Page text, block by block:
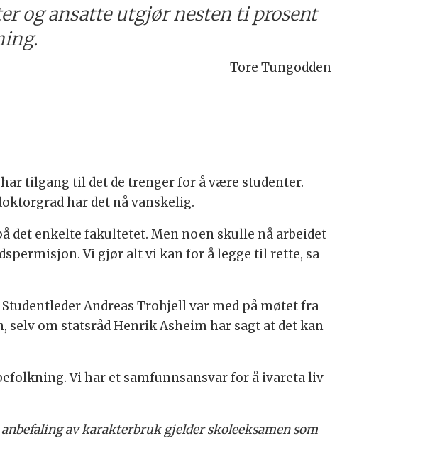
og ansatte utgjør nesten ti prosent
Tore Tungodden
tilgang til det de trenger for å være studenter.
har det nå vanskelig.
det enkelte fakultetet. Men noen skulle nå arbeidet
Vi gjør alt vi kan for å legge til rette, sa
Andreas Trohjell var med på møtet fra
selv om statsråd Henrik Asheim har sagt at det kan
Vi har et samfunnsansvar for å ivareta liv
anbefaling av karakterbruk gjelder skoleeksamen som